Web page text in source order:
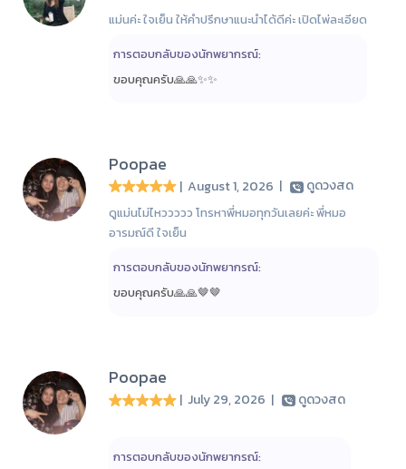
แม่นค่ะ ใจเย็น ให้คำปรึกษาแนะนำได้ดีค่ะ เปิดไพ่ละเอียด
การตอบกลับของนักพยากรณ์:
ขอบคุณครับ🙏🙏✨️✨️
Poopae
| August 1, 2026 | ดูดวงสด
ดูแม่นไม่ไหววววว โทรหาพี่หมอทุกวันเลยค่ะ พี่หมอ
อารมณ์ดี ใจเย็น
การตอบกลับของนักพยากรณ์:
ขอบคุณครับ🙏🙏🤎🤎
Poopae
| July 29, 2026 | ดูดวงสด
การตอบกลับของนักพยากรณ์: